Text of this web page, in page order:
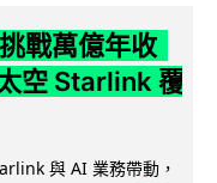
戰萬億年收
空 Starlink 覆
與 AI 業務帶動，